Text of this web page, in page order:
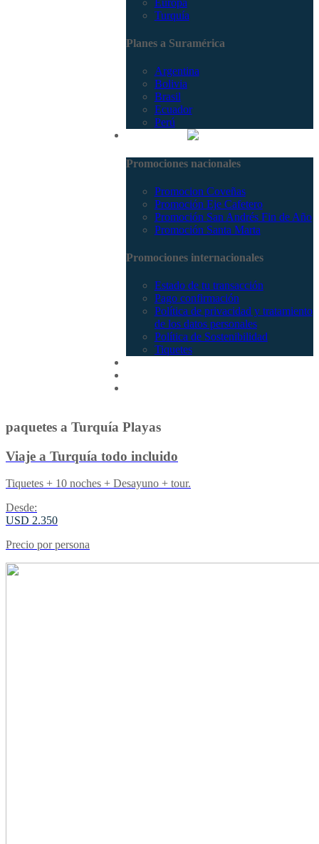
Turquía
Planes a Suramérica
Argentina
Bolivia
Brasil
Ecuador
Perú
Promociones nacionales
Promocion Coveñas
Promoción Eje Cafetero
Promoción San Andrés Fin de Año
Promoción Santa Marta
Promociones internacionales
Estado de tu transacción
Pago confirmación
Política de privacidad y tratamiento
de los datos personales
Política de Sostenibilidad
Tiquetes
paquetes a Turquía Playas
Viaje a Turquía todo incluido
Tiquetes + 10 noches + Desayuno + tour.
Desde:
USD 2.350
Precio por persona